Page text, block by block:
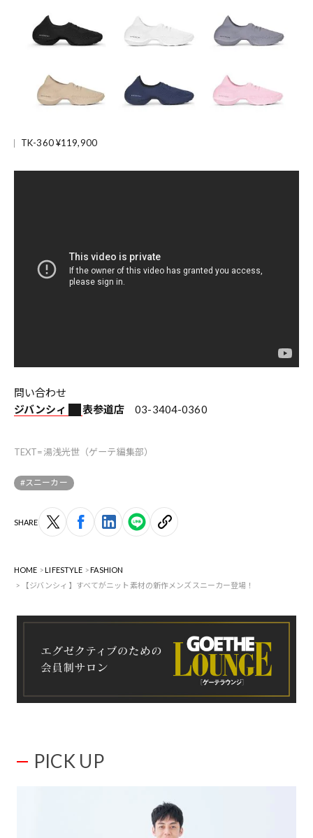
TK-360 ¥119,900
問い合わせ
ジバンシィ
表参道店 03-3404-0360
TEXT=湯浅光世（ゲーテ編集部）
#スニーカー
SHARE
HOME LIFESTYLE
FASHION
【ジバンシィ】すべてがニット素材の新作メンズスニーカー登場！
PICK UP